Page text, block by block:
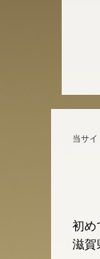
当サ
初め
滋賀